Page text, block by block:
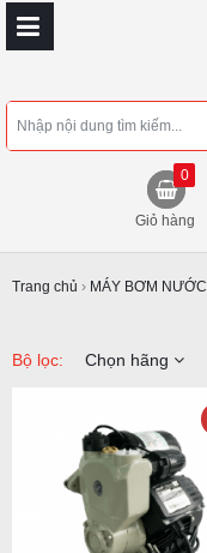
Giỏ hàng
0
Trang chủ › MÁY BƠM NƯỚC
Bộ lọc: Chọn hãng